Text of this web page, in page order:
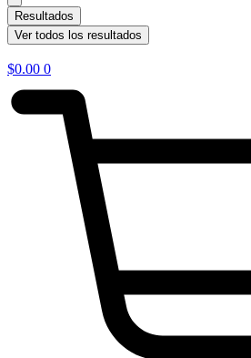
Resultados
Ver todos los resultados
$0.00 0